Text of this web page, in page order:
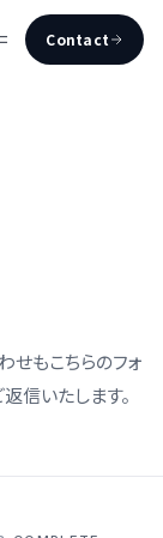
Contact
せもこちらのフォ
信いたします。